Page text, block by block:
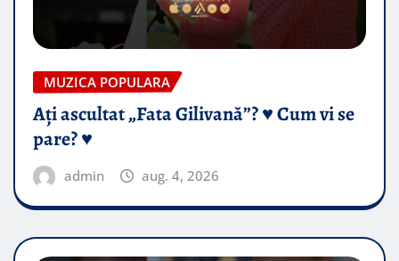
MUZICA POPULARA
Ați ascultat „Fata Gilivană”? ♥️ Cum vi se
pare? ♥️
admin aug. 4, 2026